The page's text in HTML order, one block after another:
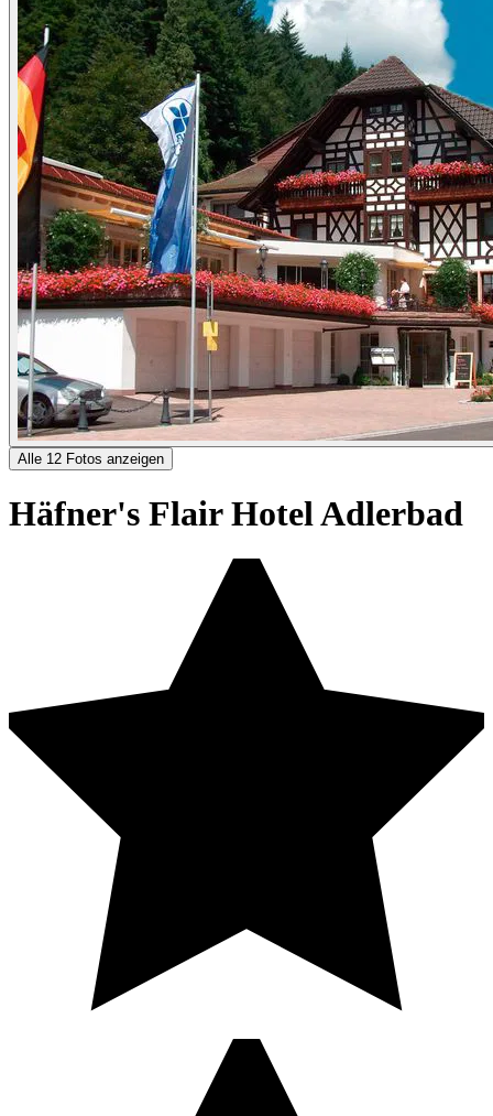
Alle 12 Fotos anzeigen
Häfner's Flair Hotel Adlerbad